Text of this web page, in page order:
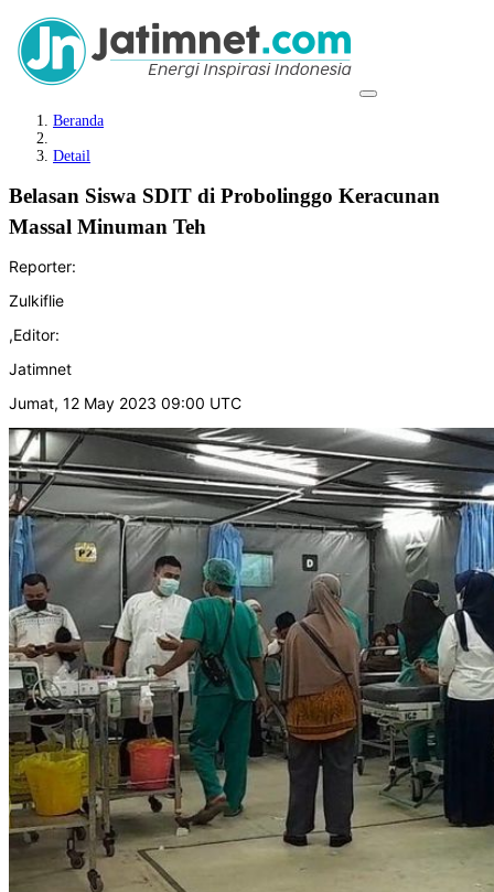
Beranda
Detail
Belasan Siswa SDIT di Probolinggo Keracunan
Massal Minuman Teh
Reporter:
Zulkiflie
,Editor:
Jatimnet
Jumat, 12 May 2023 09:00 UTC